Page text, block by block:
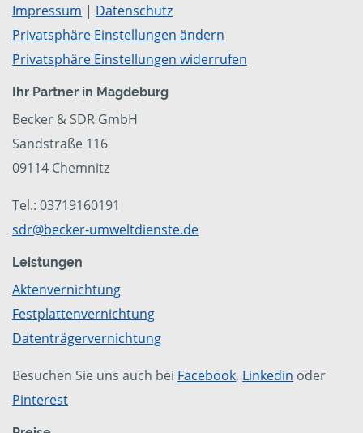
Impressum | Datenschutz
Privatsphäre Einstellungen ändern
Privatsphäre Einstellungen widerrufen
Ihr Partner in Magdeburg
Becker & SDR GmbH
Sandstraße 116
09114 Chemnitz
Tel.: 03719160191
sdr@becker-umweltdienste.de
Leistungen
Aktenvernichtung
Festplattenvernichtung
Datenträgervernichtung
Besuchen Sie uns auch bei Facebook, Linkedin oder
Pinterest